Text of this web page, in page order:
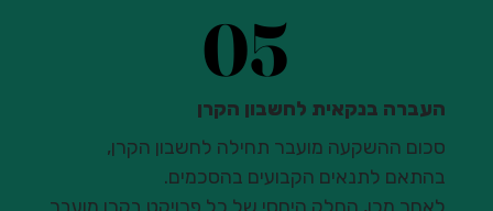
05
05
העברה בנקאית לחשבון הקרן
סכום ההשקעה מועבר תחילה לחשבון הקרן,
בהתאם לתנאים הקבועים בהסכמים.